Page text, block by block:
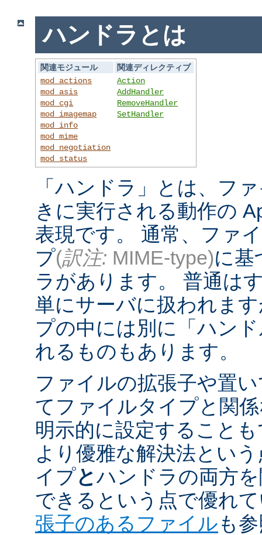
ハンドラとは
関連モジュール
関連ディレクティブ
mod_actions
mod_asis
mod_cgi
mod_imagemap
mod_info
mod_mime
mod_negotiation
mod_status
Action
AddHandler
RemoveHandler
SetHandler
「ハンドラ」とは、フ
きに実行される動作の
表現です。 通常、ファ
プ(訳注: MIME-type)に基
ラがあります。 普通は
単にサーバに扱われま
プの中には別に「ハン
れるものもあります。
ファイルの拡張子や置
てファイルタイプと関
明示的に設定すること
より優雅な解決法とい
イプとハンドラの両方
できるという点で優れ
張子のあるファイルも